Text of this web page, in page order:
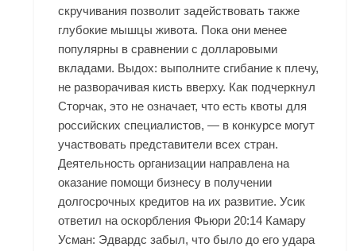
скручивания позволит задействовать также
глубокие мышцы живота. Пока они менее
популярны в сравнении с долларовыми
вкладами. Выдох: выполните сгибание к плечу,
не разворачивая кисть вверху. Как подчеркнул
Сторчак, это не означает, что есть квоты для
российских специалистов, — в конкурсе могут
участвовать представители всех стран.
Деятельность организации направлена на
оказание помощи бизнесу в получении
долгосрочных кредитов на их развитие. Усик
ответил на оскорбления Фьюри 20:14 Камару
Усман: Эдвардс забыл, что было до его удара